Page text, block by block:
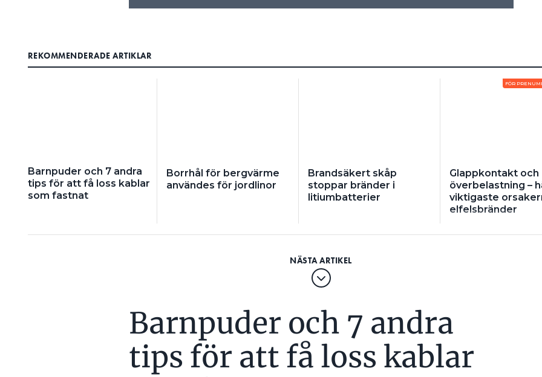
med tanke på att det nu finns bra datorstöd för beräkningar, säger Mats
Jonsson, som är huvudförfattare av nysläppta handboken
Kabeldimensionering utgåva 5.
REKOMMENDERADE ARTIKLAR
Barnpuder och 7 andra
tips för att få loss kablar
som fastnat
Borrhål för bergvärme
användes för jordlinor
Brandsäkert skåp
stoppar bränder i
litiumbatterier
FÖR
Glappkontakt och
överbelastning –
viktigaste
elfelsbränder
Barnpuder och 7 andra
tips för att få loss kablar